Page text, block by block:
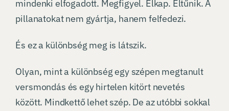
mindenki elfogadott. Megfigyel. Elkap. Eltűnik. A
pillanatokat nem gyártja, hanem felfedezi.
És ez a különbség meg is látszik.
Olyan, mint a különbség egy szépen megtanult
versmondás és egy hirtelen kitört nevetés
között. Mindkettő lehet szép. De az utóbbi sokkal